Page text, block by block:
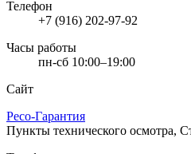
Телефон
+7 (916) 202-97-92
Часы работы
пн-сб 10:00–19:00
Сайт
Ресо-Гарантия
Пункты технического осмотра,